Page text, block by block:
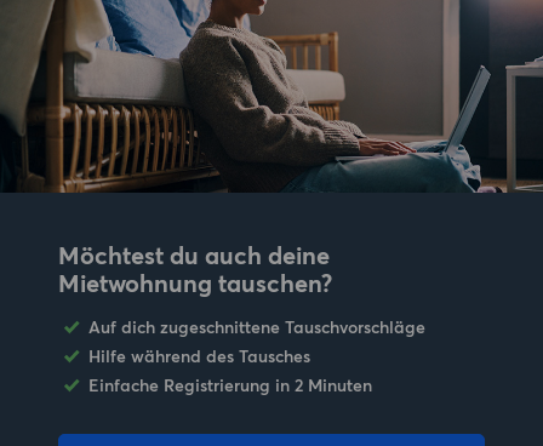
Möchtest du auch deine
Mietwohnung tauschen?
Auf dich zugeschnittene Tauschvorschläge
Hilfe während des Tausches
Einfache Registrierung in 2 Minuten